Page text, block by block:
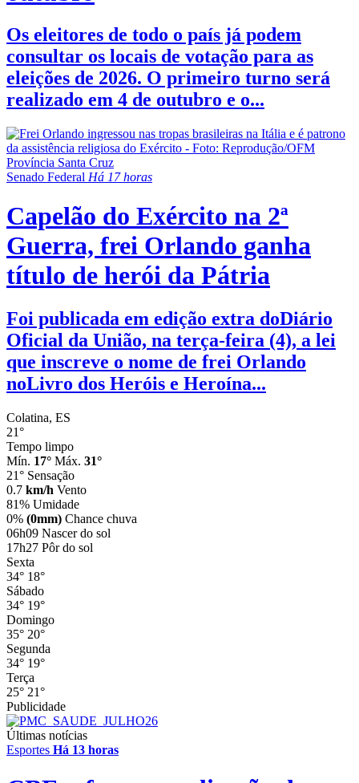
Os eleitores de todo o país já podem
consultar os locais de votação para as
eleições de 2026. O primeiro turno será
realizado em 4 de outubro e o...
Senado Federal Há 17 horas
Capelão do Exército na 2ª
Guerra, frei Orlando ganha
título de herói da Pátria
Foi publicada em edição extra doDiário
Oficial da União, na terça-feira (4), a lei
que inscreve o nome de frei Orlando
noLivro dos Heróis e Heroína...
Colatina, ES
21°
Tempo limpo
Mín. 17° Máx. 31°
21° Sensação
0.7 km/h Vento
81% Umidade
0% (0mm) Chance chuva
06h09 Nascer do sol
17h27 Pôr do sol
Sexta
34° 18°
Sábado
34° 19°
Domingo
35° 20°
Segunda
34° 19°
Terça
25° 21°
Publicidade
Últimas notícias
Esportes Há 13 horas